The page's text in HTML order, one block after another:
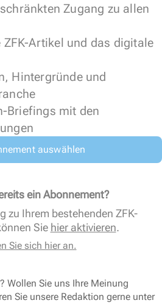
Zugang zu allen
Artikel und das digitale
Hintergründe und
Briefings mit den
auswählen
ein Abonnement?
zu Ihrem bestehenden ZFK-
Sie hier aktivieren.
Sie sich hier an.
Wollen Sie uns Ihre Meinung
Sie unsere Redaktion gerne unter